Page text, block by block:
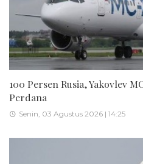
100 Persen Rusia, Yakovlev
Perdana
Senin, 03 Agustus 2026 | 14:25